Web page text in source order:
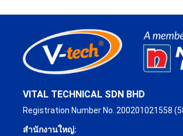
VITAL TECHNICAL SDN BHD
Registration Number No. 200201021558
สำนักงานใหญ่: